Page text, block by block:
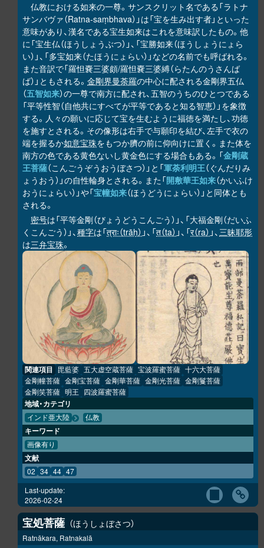
仏教における如来の一尊。サンスクリット名である「ラトナ
サンバヴァ（Ratna-saṃbhava）」は「宝を生み出す者」といった
意味があり、漢名である宝生如来はこれを意味訳したもの。他
に「宝生仏（ほうしょうぶつ）」、「宝勝如来（ほうしょうにょら
い）」、「多宝如来（たほうにょらい）」などの名前でも呼ばれる。
また音訳で「羅怛嚢三婆頗/羅怛嚢三婆縛（らたんのうさんば
ば）」ともされる。 金剛界曼荼羅の中心に配される金剛界五仏
（五智如来）の一尊で南方に配され、五智のうちのひとつである
「平等性智（自他共にすべてが平等であると知る智恵）」を象徴
する。人々の願いに応じて宝を生むように福徳を満たし、功徳
を施すとされる。その像形は右手で与願印を結び、左手で衣の
端を握るか如意宝珠をもつか臍の前に仰向けに置く。また体を
南方の色である黄色ないし黄金色にする場合もある。「金剛蔵
王菩薩（こんごうぞうおうぼさつ）」と「軍荼利明王（ぐんだりみ
ょうおう）」の自性輪身とされる。また「開敷華王如来（かいふけ
おうにょらい）」や「宝幢如来（ほうどうにょらい）」と同体とも
される。
密号は「平等金剛（びょうどうこんごう）」、「大福金剛（だいふ
くこんごう）」、種字は「त्राः（trāḥ） 」、「त（ta） 」、「र（ra） 」、三昧耶形
は三弁宝珠。
関連項目 毘藍婆 五大虚空蔵菩薩 宝波羅蜜菩薩 十六大菩薩
金剛幢菩薩 金剛宝菩薩 金剛華菩薩 金剛光菩薩 金剛鬘菩薩
金剛笑菩薩 明王 四波羅蜜菩薩
地域・カテゴリ
インド亜大陸 仏教
キーワード
画像有り
文献
02 34 44 47
Last-update:
2026-02-24
宝処菩薩 ほうしょぼさつ
Ratnākara, Ratnakalā